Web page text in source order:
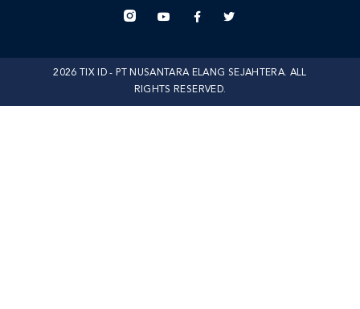
2026 TIX ID - PT NUSANTARA ELANG SEJAHTERA. ALL
RIGHTS RESERVED.